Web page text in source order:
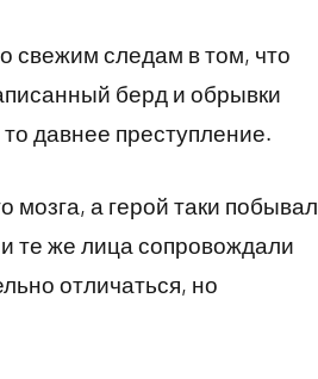
свежим следам в том, что
берд и обрывки
давнее преступление.
мозга, а герой таки побывал
и те же лица сопровождали
отличаться, но